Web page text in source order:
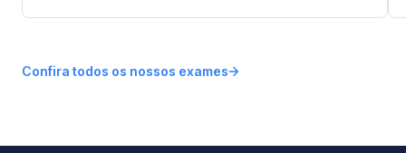
Confira todos os nossos exames